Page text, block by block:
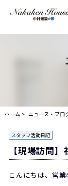
ホーム ニュース・ブロ
スタッフ活動日記
【現場訪問
こんにちは、営業